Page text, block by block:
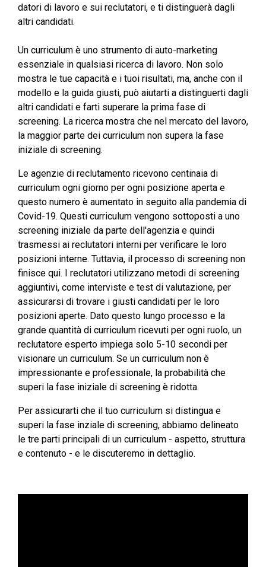
datori di lavoro e sui reclutatori, e ti distinguerà dagli
altri candidati.
Un curriculum è uno strumento di auto-marketing
essenziale in qualsiasi ricerca di lavoro. Non solo
mostra le tue capacità e i tuoi risultati, ma, anche con il
modello e la guida giusti, può aiutarti a distinguerti dagli
altri candidati e farti superare la prima fase di
screening. La ricerca mostra che nel mercato del lavoro,
la maggior parte dei curriculum non supera la fase
iniziale di screening.
Le agenzie di reclutamento ricevono centinaia di
curriculum ogni giorno per ogni posizione aperta e
questo numero è aumentato in seguito alla pandemia di
Covid-19. Questi curriculum vengono sottoposti a uno
screening iniziale da parte dell'agenzia e quindi
trasmessi ai reclutatori interni per verificare le loro
posizioni interne. Tuttavia, il processo di screening non
finisce qui. I reclutatori utilizzano metodi di screening
aggiuntivi, come interviste e test di valutazione, per
assicurarsi di trovare i giusti candidati per le loro
posizioni aperte. Dato questo lungo processo e la
grande quantità di curriculum ricevuti per ogni ruolo, un
reclutatore esperto impiega solo 5-10 secondi per
visionare un curriculum. Se un curriculum non è
impressionante e professionale, la probabilità che
superi la fase iniziale di screening è ridotta.
Per assicurarti che il tuo curriculum si distingua e
superi la fase inziale di screening, abbiamo delineato
le tre parti principali di un curriculum - aspetto, struttura
e contenuto - e le discuteremo in dettaglio.